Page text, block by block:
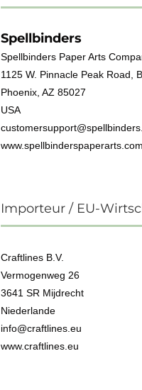
Spellbinders
Spellbinders Paper Arts
1125 W. Pinnacle Peak Road,
Phoenix, AZ 85027
USA
www.spellbinderspaperarts.com
Importeur / EU-
Craftlines B.V.
Vermogenweg 26
3641 SR Mijdrecht
Niederlande
info@craftlines.eu
www.craftlines.eu